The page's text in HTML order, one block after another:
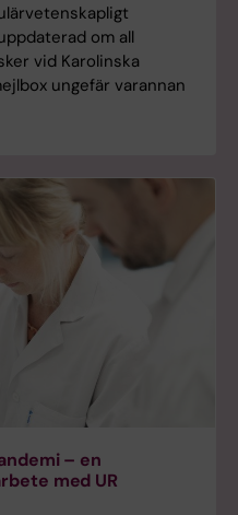
om all
vid Karolinska
ungefär varannan
– en
med UR